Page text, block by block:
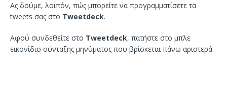
Ας δούμε, λοιπόν, πώς μπορείτε να προγραμματίσετε τα
tweets σας στο Tweetdeck.
Αφού συνδεθείτε στο Tweetdeck, πατήστε στο μπλε
εικονίδιο σύνταξης μηνύματος που βρίσκεται πάνω αριστερά.